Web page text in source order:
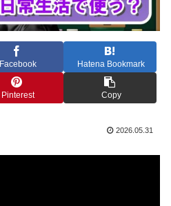
Facebook Hatena Bookmark
Pinterest Copy
2026.05.31